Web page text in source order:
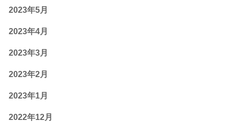
2023年5月
2023年4月
2023年3月
2023年2月
2023年1月
2022年12月